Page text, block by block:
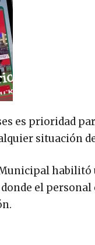
es prioridad
situación
habilitó
el